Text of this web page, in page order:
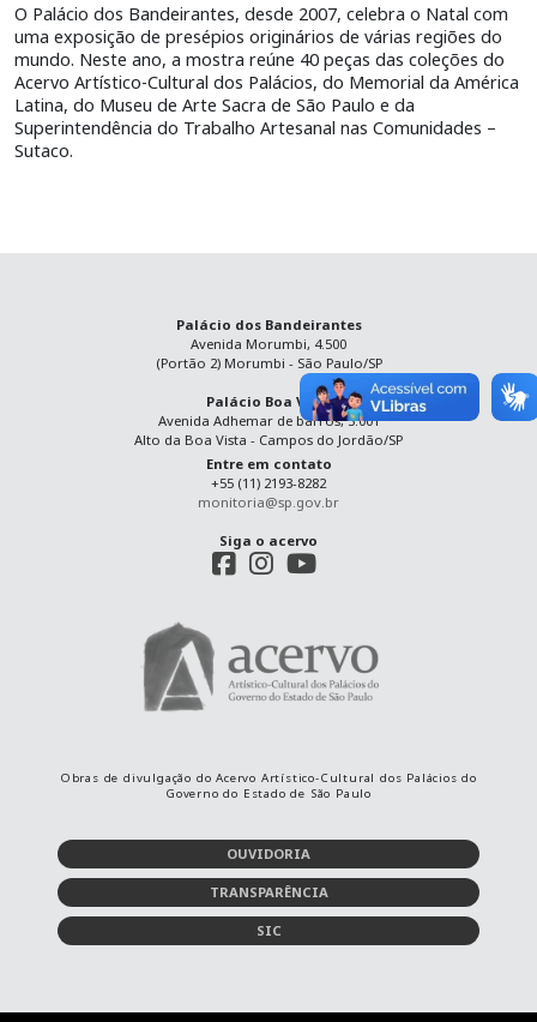
O Palácio dos Bandeirantes, desde 2007, celebra o Natal com
uma exposição de presépios originários de várias regiões do
mundo. Neste ano, a mostra reúne 40 peças das coleções do
Acervo Artístico-Cultural dos Palácios, do Memorial da América
Latina, do Museu de Arte Sacra de São Paulo e da
Superintendência do Trabalho Artesanal nas Comunidades –
Sutaco.
Palácio dos Bandeirantes
Avenida Morumbi, 4.500
(Portão 2) Morumbi - São Paulo/SP
Palácio Boa Vista
Avenida Adhemar de barros, 3.001
Alto da Boa Vista - Campos do Jordão/SP
Entre em contato
+55 (11) 2193-8282
monitoria@sp.gov.br
Siga o acervo
Obras de divulgação do Acervo Artístico-Cultural dos Palácios do
Governo do Estado de São Paulo
OUVIDORIA
TRANSPARÊNCIA
SIC